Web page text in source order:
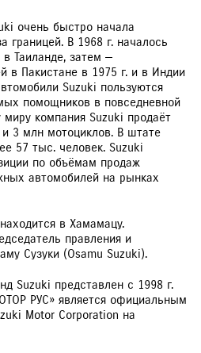
очень быстро начала
границей. В 1968 г. началось
в Таиланде, затем —
в Пакистане в 1975 г. и в Индии
Suzuki пользуются
помощников в повседневной
компания Suzuki продаёт
3 млн мотоциклов. В штате
57 тыс. человек. Suzuki
по объёмам продаж
автомобилей на рынках
в Хамамацу.
правления и
Сузуки (Osamu Suzuki).
Suzuki представлен с 1998 г.
РУС» является официальным
Motor Corporation на